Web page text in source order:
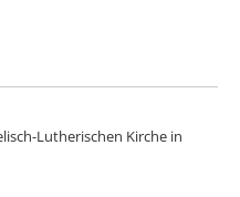
Lutherischen Kirche in